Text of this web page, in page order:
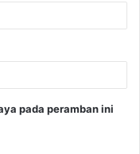
pada peramban ini